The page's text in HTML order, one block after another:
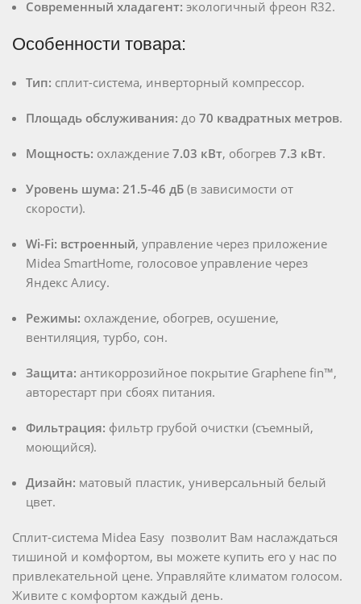
Современный хладагент: экологичный фреон R32.
Особенности товара:
Тип: сплит-система, инверторный компрессор.
Площадь обслуживания: до 70 квадратных метров.
Мощность: охлаждение 7.03 кВт, обогрев 7.3 кВт.
Уровень шума: 21.5-46 дБ (в зависимости от
скорости).
Wi-Fi: встроенный, управление через приложение
Midea SmartHome, голосовое управление через
Яндекс Алису.
Режимы: охлаждение, обогрев, осушение,
вентиляция, турбо, сон.
Защита: антикоррозийное покрытие Graphene fin™,
авторестарт при сбоях питания.
Фильтрация: фильтр грубой очистки (съемный,
моющийся).
Дизайн: матовый пластик, универсальный белый
цвет.
Сплит-система Midea Easy позволит Вам наслаждаться
тишиной и комфортом, вы можете купить его у нас по
привлекательной цене. Управляйте климатом голосом.
Живите с комфортом каждый день.